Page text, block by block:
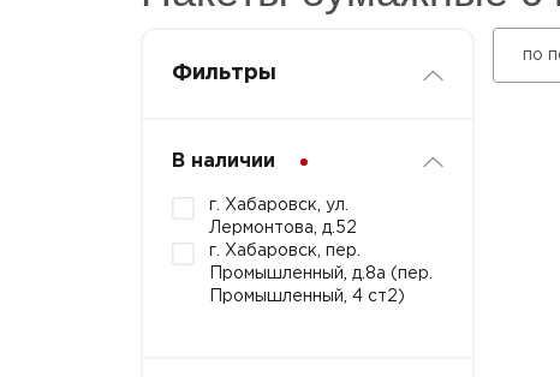
Фильтры
В наличии
г. Хабаровск, ул.
Лермонтова, д.52
г. Хабаровск, пер.
Промышленный, д.8а (пер.
Промышленный, 4 ст2)
по